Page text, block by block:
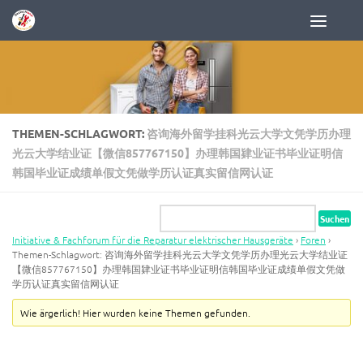
Zum Inhalt springen
THEMEN-SCHLAGWORT: 咨询海外留学挂科光云大学文凭学历办理
光云大学结业证【微信857767150】办理韩国肄业证书毕业证明信
韩国毕业证成绩单假文凭做学历认证真实留信网认证
Initiative & Fachforum für die Reparatur elektrischer Hausgeräte › Foren ›
Themen-Schlagwort: 咨询海外留学挂科光云大学文凭学历办理光云大学结业证
【微信857767150】办理韩国肄业证书毕业证明信韩国毕业证成绩单假文凭做
学历认证真实留信网认证
Wie ärgerlich! Hier wurden keine Themen gefunden.